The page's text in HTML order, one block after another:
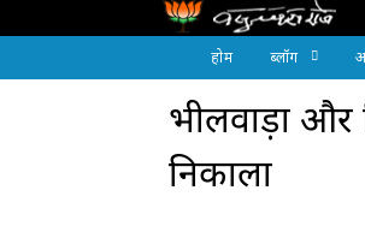
होम ब्लॉग
भीलवाड़ा और
निकाला